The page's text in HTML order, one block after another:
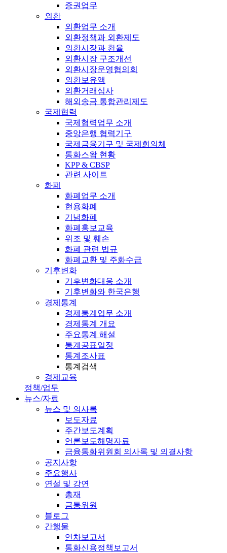
증권업무
외환
외환업무 소개
외환정책과 외환제도
외환시장과 환율
외환시장 구조개선
외환시장운영협의회
외환보유액
외환거래심사
해외송금 통합관리제도
국제협력
국제협력업무 소개
중앙은행 협력기구
국제금융기구 및 국제회의체
통화스왑 현황
KPP & CBSP
관련 사이트
화폐
화폐업무 소개
현용화폐
기념화폐
화폐홍보교육
위조 및 훼손
화폐 관련 법규
화폐교환 및 주화수급
기후변화
기후변화대응 소개
기후변화와 한국은행
경제통계
경제통계업무 소개
경제통계 개요
주요통계 해설
통계공표일정
통계조사표
통계검색
경제교육
정책/업무
뉴스/자료
뉴스 및 의사록
보도자료
주간보도계획
언론보도해명자료
금융통화위원회 의사록 및 의결사항
공지사항
주요행사
연설 및 강연
총재
금통위원
블로그
간행물
연차보고서
통화신용정책보고서